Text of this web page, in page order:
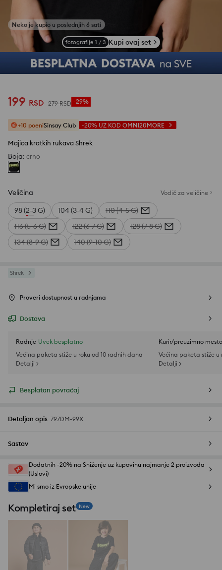
fotografije 1 / 3 Kupi ovaj set
199 RSD 279 RSD -29%
+10 poeniSinsay Club -20% UZ KOD OMNI20MORE
Majica kratkih rukava Shrek
Boja: crno
Veličina Vodič za veličine
98 (2-3 G) 104 (3-4 G)
110 (4-5 G)
116 (5-6 G)
122 (6-7 G)
128 (7-8 G)
134 (8-9 G)
140 (9-10 G)
Shrek
Proveri dostupnost u radnjama
Dostava
Radnje Uvek besplatno
Većina paketa stiže u roku od 10 radnih dana
Detalji >
Kurir/preuzimno mesto
Većina paketa stiže u
Detalji >
Besplatan povraćaj
Detaljan opis 797DM-99X
Sastav
Dodatnih -20% na Sniženje uz kupovinu najmanje 2 proizvoda
(Uslovi)
Mi smo iz Evropske unije
Kompletiraj set New